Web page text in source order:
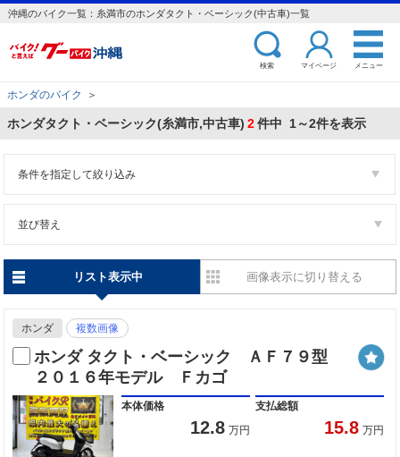
沖縄のバイク一覧：糸満市のホンダタクト・ベーシック(中古車)一覧
検索 マイページ メニュー
ホンダのバイク ＞
ホンダタクト・ベーシック(糸満市,中古車) 2件中 1～2件を表示
条件を指定して絞り込み
並び替え
リスト表示中 画像表示に切り替える
ホンダ 複数画像
ホンダ タクト・ベーシック ＡＦ７９型
２０１６年モデル Ｆカゴ
本体価格
12.8 万円
支払総額
15.8 万円